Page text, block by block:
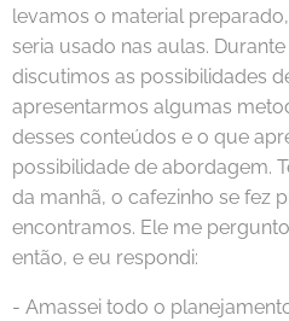
levamos o material
seria usado nas aulas.
discutimos as possibilidades
apresentarmos algumas
desses conteúdos e o que
possibilidade de abordagem.
da manhã, o cafezinho se fez
encontramos. Ele me
então, e eu respondi:
- Amassei todo o